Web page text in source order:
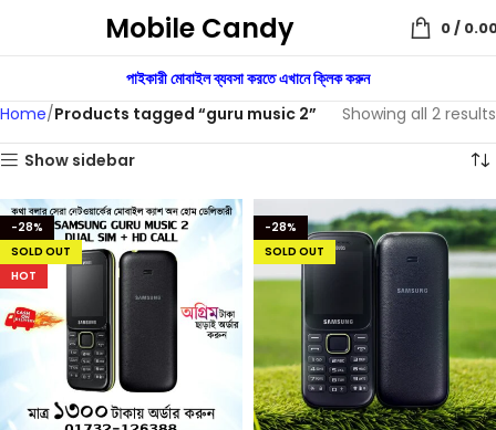
Mobile Candy 0/
পাইকারী মোবাইল ব্যবসা করতে এখানে ক্লিক করুন
Home Products tagged “guru music 2” Showing all 2 results
Show sidebar
-28%
SOLD OUT
HOT
-28%
SOLD OUT